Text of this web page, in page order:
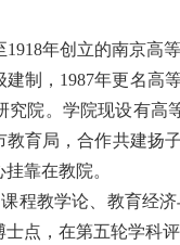
1918年创立的南京高
制， 1987年更名高
究院。学院现设有
育局，合作共建扬
靠在教院。
程教学论、教育经
点，在第五轮学科